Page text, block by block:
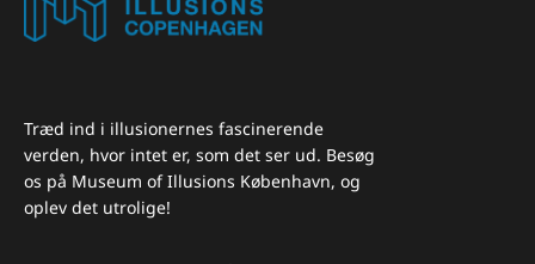
Træd ind i illusionernes fascinerende
verden, hvor intet er, som det ser ud. Besøg
os på Museum of Illusions København, og
oplev det utrolige!